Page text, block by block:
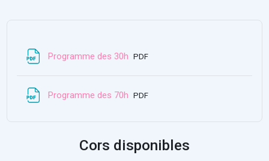
Programme des 30h Fichèr
PDF
Programme des 70h Fichèr
PDF
Cors disponibles